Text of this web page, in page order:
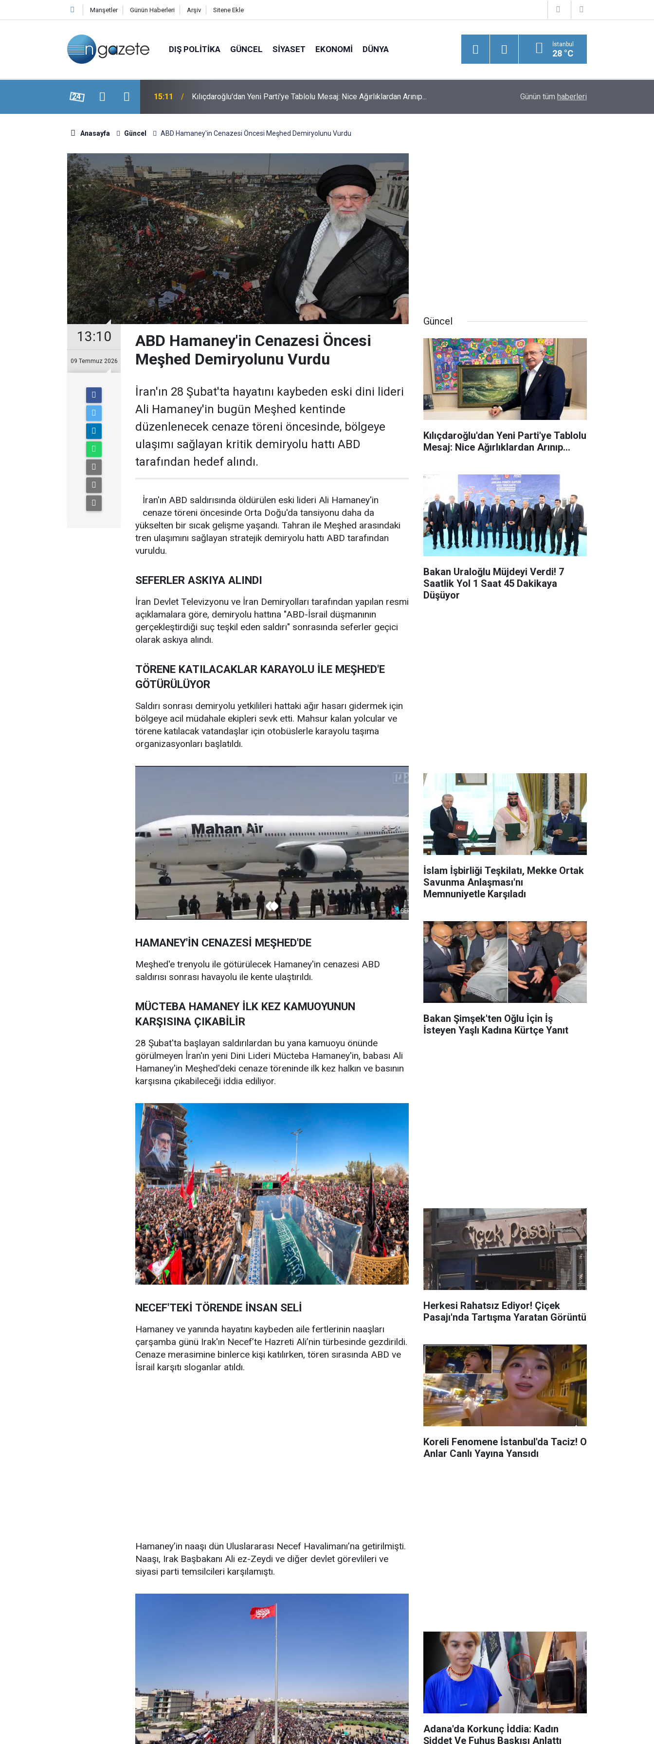
Manşetler Günün Haberleri Arşiv Sitene Ekle
DIŞ POLITIKA GÜNCEL SIYASET EKONOMI DÜNYA İstanbul
28 °C
24 15:11 Kılıçdaroğlu'dan Yeni Parti'ye Tablolu Mesaj: Nice Ağırlıklardan Arınıp... Bakan Uraloğlu Müjdeyi Verdi! 7 Saatlik Yol 1
Günün tüm haberleri
Anasayfa Güncel ABD Hamaney'in Cenazesi Öncesi Meşhed Demiryolunu Vurdu
13:10
09 Temmuz 2026
ABD Hamaney'in Cenazesi Öncesi
Meşhed Demiryolunu Vurdu
İran'ın 28 Şubat'ta hayatını kaybeden eski dini lideri
Ali Hamaney'in bugün Meşhed kentinde
düzenlenecek cenaze töreni öncesinde, bölgeye
ulaşımı sağlayan kritik demiryolu hattı ABD
tarafından hedef alındı.
İran'ın ABD saldırısında öldürülen eski lideri Ali Hamaney'in
cenaze töreni öncesinde Orta Doğu'da tansiyonu daha da
yükselten bir sıcak gelişme yaşandı. Tahran ile Meşhed arasındaki
tren ulaşımını sağlayan stratejik demiryolu hattı ABD tarafından
vuruldu.
SEFERLER ASKIYA ALINDI
İran Devlet Televizyonu ve İran Demiryolları tarafından yapılan resmi
açıklamalara göre, demiryolu hattına "ABD-İsrail düşmanının
gerçekleştirdiği suç teşkil eden saldırı" sonrasında seferler geçici
olarak askıya alındı.
TÖRENE KATILACAKLAR KARAYOLU İLE MEŞHED'E
GÖTÜRÜLÜYOR
Saldırı sonrası demiryolu yetkilileri hattaki ağır hasarı gidermek için
bölgeye acil müdahale ekipleri sevk etti. Mahsur kalan yolcular ve
törene katılacak vatandaşlar için otobüslerle karayolu taşıma
organizasyonları başlatıldı.
HAMANEY'İN CENAZESİ MEŞHED'DE
Meşhed'e trenyolu ile götürülecek Hamaney'in cenazesi ABD
saldırısı sonrası havayolu ile kente ulaştırıldı.
MÜCTEBA HAMANEY İLK KEZ KAMUOYUNUN
KARŞISINA ÇIKABİLİR
28 Şubat'ta başlayan saldırılardan bu yana kamuoyu önünde
görülmeyen İran'ın yeni Dini Lideri Mücteba Hamaney'in, babası Ali
Hamaney'in Meşhed'deki cenaze töreninde ilk kez halkın ve basının
karşısına çıkabileceği iddia ediliyor.
NECEF'TEKİ TÖRENDE İNSAN SELİ
Hamaney ve yanında hayatını kaybeden aile fertlerinin naaşları
çarşamba günü Irak'ın Necef’te Hazreti Ali’nin türbesinde gezdirildi.
Cenaze merasimine binlerce kişi katılırken, tören sırasında ABD ve
İsrail karşıtı sloganlar atıldı.
Hamaney’in naaşı dün Uluslararası Necef Havalimanı’na getirilmişti.
Naaşı, Irak Başbakanı Ali ez-Zeydi ve diğer devlet görevlileri ve
siyasi parti temsilcileri karşılamıştı.
Güncel
Kılıçdaroğlu'dan Yeni Parti'ye Tablolu
Mesaj: Nice Ağırlıklardan Arınıp...
Bakan Uraloğlu Müjdeyi Verdi! 7
Saatlik Yol 1 Saat 45 Dakikaya
Düşüyor
İslam İşbirliği Teşkilatı, Mekke Ortak
Savunma Anlaşması'nı
Memnuniyetle Karşıladı
Bakan Şimşek'ten Oğlu İçin İş
İsteyen Yaşlı Kadına Kürtçe Yanıt
Herkesi Rahatsız Ediyor! Çiçek
Pasajı'nda Tartışma Yaratan Görüntü
Koreli Fenomene İstanbul'da Taciz! O
Anlar Canlı Yayına Yansıdı
Adana'da Korkunç İddia: Kadın
Şiddet Ve Fuhuş Baskısı Anlattı